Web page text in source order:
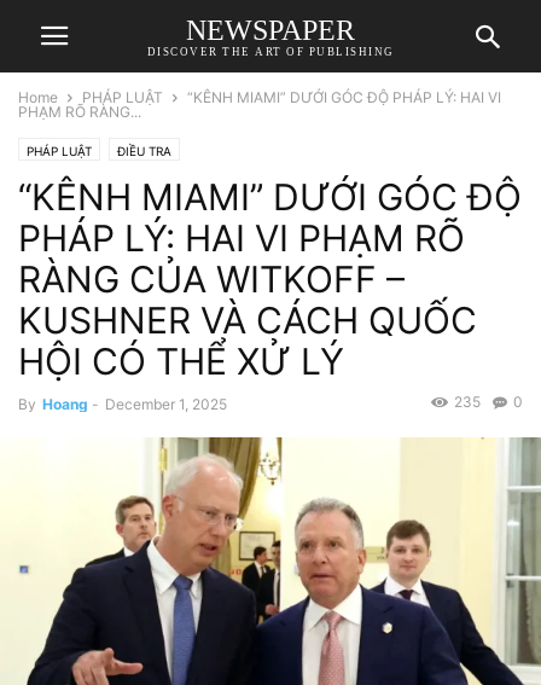
NEWSPAPER
DISCOVER THE ART OF PUBLISHING
Home PHÁP LUẬT
“KÊNH MIAMI” DƯỚI GÓC ĐỘ PHÁP LÝ: HAI VI
PHẠM RÕ RÀNG...
PHÁP LUẬT ĐIỀU TRA
“KÊNH MIAMI” DƯỚI GÓC ĐỘ
PHÁP LÝ: HAI VI PHẠM RÕ
RÀNG CỦA WITKOFF –
KUSHNER VÀ CÁCH QUỐC
HỘI CÓ THỂ XỬ LÝ
By Hoang - December 1, 2025 0
235